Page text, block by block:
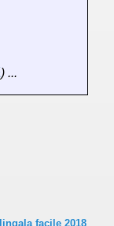
) ...
lingala facile 2018